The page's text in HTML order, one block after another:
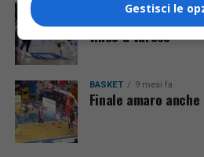
9 mesi fa
Due punti
vince a Varese
BASKET 9 mesi fa
Finale amaro anche
Gestisci le